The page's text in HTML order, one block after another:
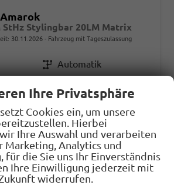
StHz Stylingbar 20LM Matrix
30.11.2026 Fahrzeug mit Tageszulassung
GetriebeAutomatik
PS) Kilometerstand10 km
Details
10,40 l/100km
Ihre Privatsphäre
Cookies ein, um unsere
Hierbei
Ihre Auswahl und verarbeiten
Marketing, Analytics und
für die Sie uns Ihr Einverständnis
Ihre Einwilligung jederzeit mit
widerrufen.